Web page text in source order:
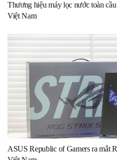
Thương hiệu máy lọc nước toàn
Việt Nam
ASUS Republic of Gamers ra mắt